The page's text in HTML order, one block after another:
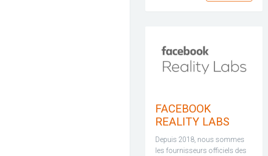
FACEBOOK
REALITY LABS
Depuis 2018, nous sommes
les fournisseurs officiels des